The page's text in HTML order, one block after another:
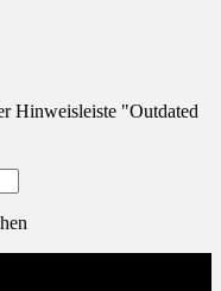
Hinweisleiste "Outdated